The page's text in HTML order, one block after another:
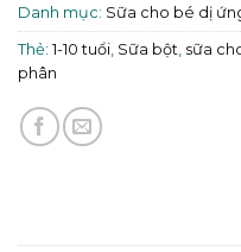
Danh mục: Sữa cho bé dị
Thẻ: 1-10 tuổi, Sữa bột, sữa
phân